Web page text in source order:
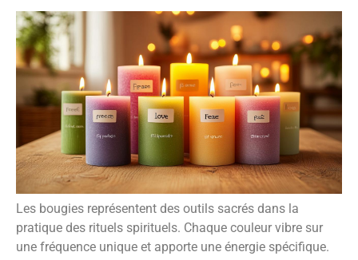
Les bougies représentent des outils sacrés dans la
pratique des rituels spirituels. Chaque couleur vibre sur
une fréquence unique et apporte une énergie spécifique.